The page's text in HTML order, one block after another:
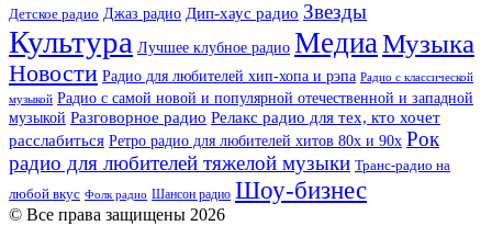
Детское радио Джаз радио Дип-хаус радио Звезды
Культура Лучшее клубное радио МедиаМузыка
Новости Радио для любителей хип-хопа и рэпа Радио с классической
музыкой Радио с самой новой и популярной отечественной и западной
музыкой Разговорное радио Релакс радио для тех, кто хочет
расслабиться Ретро радио для любителей хитов 80х и 90х Рок
радио для любителей тяжелой музыки Транс-радио на
любой вкус Фолк радио Шансон радио Шоу-бизнес
© Все права защищены 2026